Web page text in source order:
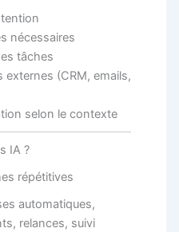
nécessaires
tâches
(CRM, emails,
selon le contexte
IA ?
répétitives
automatiques,
relances, suivi